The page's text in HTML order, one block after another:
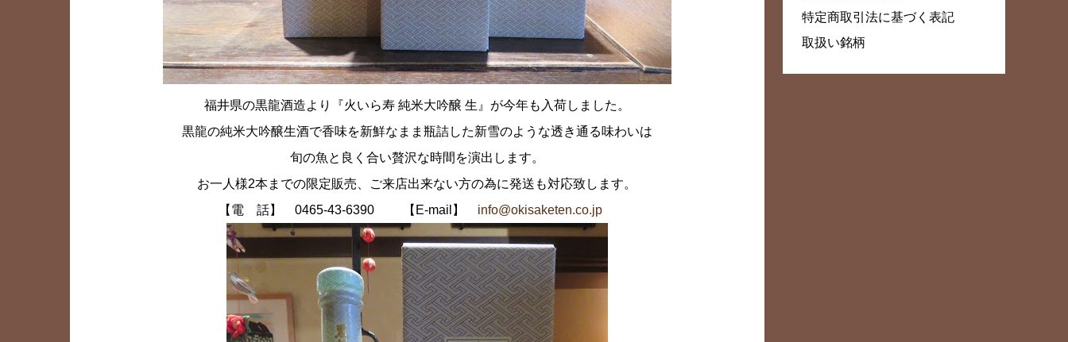
福井県の黒龍酒造より『火いら寿 純米大吟醸 生』が今年も入荷しました。
黒龍の純米大吟醸生酒で香味を新鮮なまま瓶詰した新雪のような透き通る味わいは
旬の魚と良く合い贅沢な時間を演出します。
お一人様2本までの限定販売、ご来店出来ない方の為に発送も対応致します。
【電 話】 0465-43-6390 【E‐mail】 info@okisaketen.co.jp
特定商取引法に基づく表記
取扱い銘柄